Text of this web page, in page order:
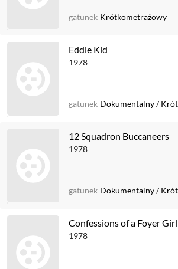
gatunek Krótkometrażowy
Eddie Kid
1978
gatunek Dokumentalny/
12 Squadron Buccaneers
1978
gatunek Dokumentalny/
Confessions of a Foyer Girl
1978